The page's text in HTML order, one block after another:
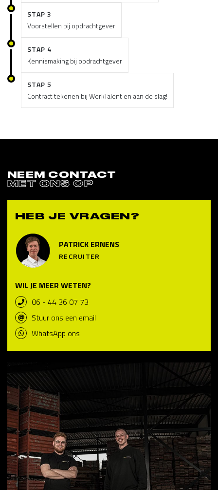
STAP 3
Voorstellen bij opdrachtgever
STAP 4
Kennismaking bij opdrachtgever
STAP 5
Contract tekenen bij WerkTalent en aan de slag!
NEEM CONTACT
MET ONS OP
HEB JE VRAGEN?
PATRICK ERNENS
RECRUITER
WIL JE MEER WETEN?
06 - 44 36 07 73
Stuur ons een email
WhatsApp ons